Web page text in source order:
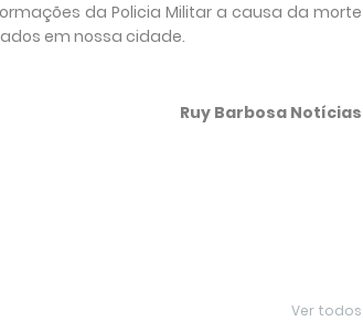
da Policia Militar a causa da morte
em nossa cidade.
Ruy Barbosa Notícias
Ver todos